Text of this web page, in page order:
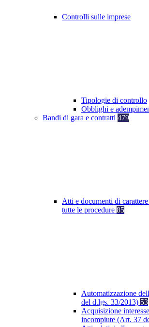
Controlli sulle imprese
Tipologie di controllo
Obblighi e
Bandi di gara e contratti 479
Atti e documenti di
tutte le procedure 85
Automatizzazione
del d.lgs. 33/2013) 53
Acquisizione
incompiute (Art. 37